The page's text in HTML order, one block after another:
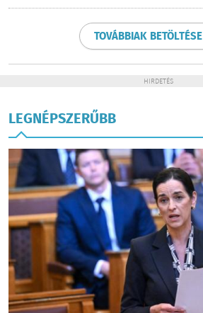
TOVÁBBIAK BETÖLTÉSE
HIRDETÉS
LEGNÉPSZERŰBB